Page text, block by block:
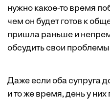
нужно какое-то время
чем он будет готов к
пришла раньше и
обсудить свои
Даже если оба супруга
и то же время, день у